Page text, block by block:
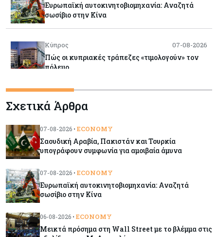
Ευρωπαϊκή αυτοκινητοβιομηχανία: Αναζητά
σωσίβιο στην Κίνα
Κύπρος 07-08-2026
Πώς οι κυπριακές τράπεζες «τιμολογούν» τον
πόλεμο
Νέα διοικητικά συμβούλια σε Cyta, AHK και σε
Κόσμος 06-08-2026
στις εξελίξεις στη Μ. Ανατολή
Ανοίγει ξανά από αύριο η οδική πρόσβαση στις
αφίξεις του αεροδρομίου Λάρνακας
Σχετικά Άρθρα
07-08-2026 • ECONOMY
Σαουδική Αραβία, Πακιστάν και Τουρκία
υπογράφουν συμφωνία για αμοιβαία άμυνα
07-08-2026 • ECONOMY
Ευρωπαϊκή αυτοκινητοβιομηχανία: Αναζητά
σωσίβιο στην Κίνα
06-08-2026 • ECONOMY
Μεικτά πρόσημα στη Wall Street με το βλέμμα στις